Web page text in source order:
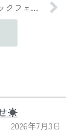
春のパナソニックフェアを開催致します🌸
☀️
2026年7月3日